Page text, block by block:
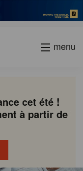
menu
cet été !
à partir de